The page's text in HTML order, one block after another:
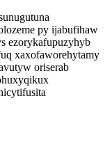
py ijabufihaw
ezorykafupuzyhyb
xaxofaworehytamy
oriserab